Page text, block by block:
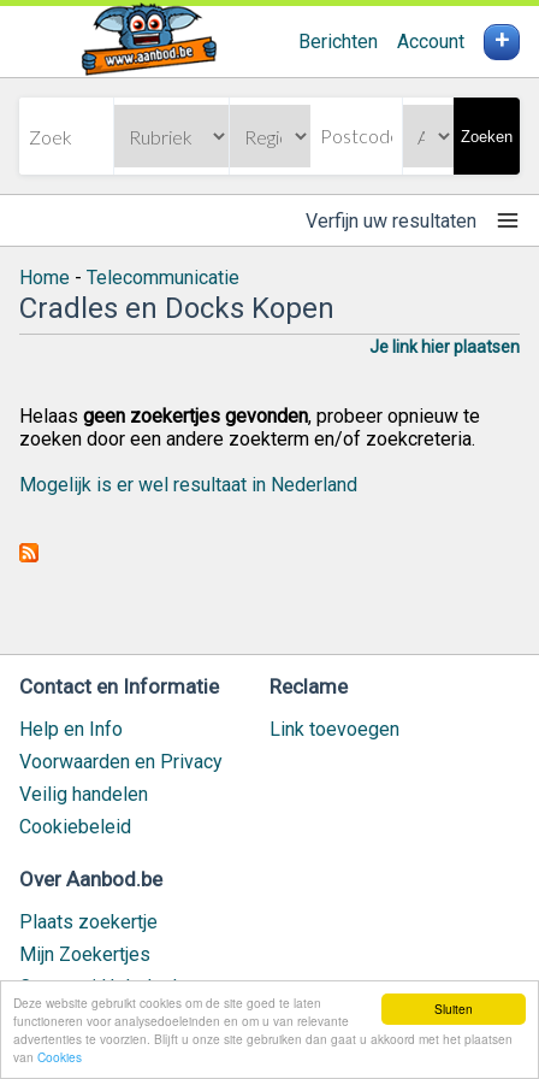
Sluiten
Deze website gebruikt cookies om de site goed te laten
functioneren voor analysedoeleinden en om u van relevante
advertenties te voorzien. Blijft u onze site gebruiken dan gaat u akkoord met het plaatsen
van Cookies
Berichten Account +
Zoeken
Verfijn uw resultaten
Home - Telecommunicatie
Cradles en Docks Kopen
Je link hier plaatsen
Helaas geen zoekertjes gevonden, probeer opnieuw te
zoeken door een andere zoekterm en/of zoekcreteria.
Mogelijk is er wel resultaat in Nederland
Contact en Informatie
Help en Info
Voorwaarden en Privacy
Veilig handelen
Cookiebeleid
Reclame
Link toevoegen
Over Aanbod.be
Plaats zoekertje
Mijn Zoekertjes
Contact / Helpdesk
Nieuw geplaatst